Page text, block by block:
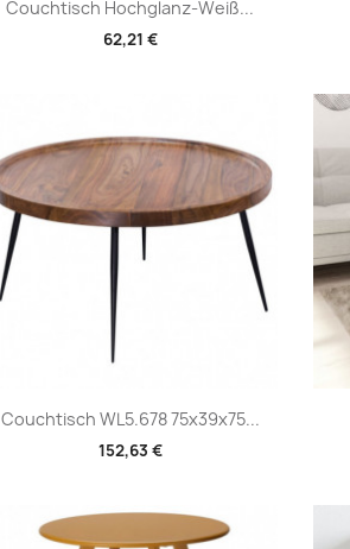
Couchtisch Hochglanz-Weiß...
62,21 €
 Vorschau
Couchtisch WL5.678 75x39x75...
152,63 €
Vorschau